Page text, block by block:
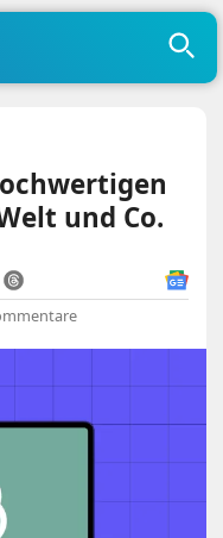
und Co.